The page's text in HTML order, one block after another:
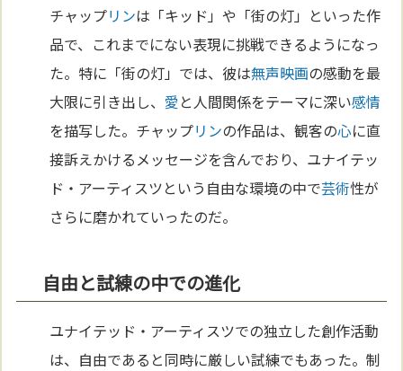
チャップリンは「キッド」や「街の灯」といった作
品で、これまでにない表現に挑戦できるようになっ
た。特に「街の灯」では、彼は無声映画の感動を最
大限に引き出し、 愛と人間関係をテーマに深い感情
を描写した。チャップリンの作品は、観客の心に直
接訴えかけるメッセージを含んでおり、ユナイテッ
ド・アーティスツという自由な環境の中で芸術性が
さらに磨かれていったのだ。
自由と試練の中での進化
ユナイテッド・アーティスツでの独立した創作活動
は、自由であると同時に厳しい試練でもあった。制